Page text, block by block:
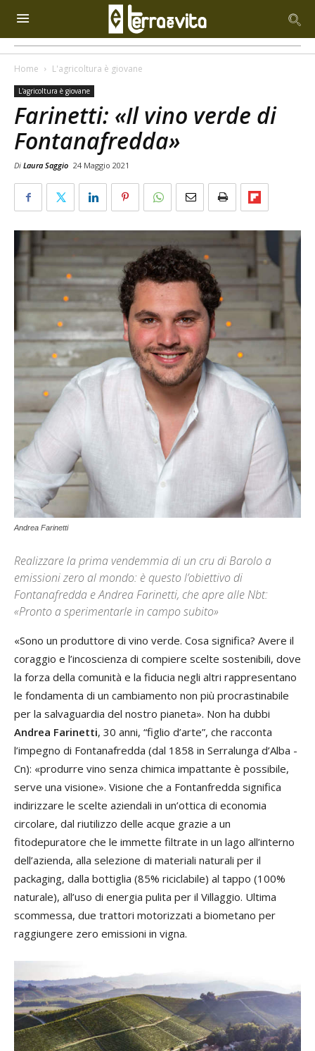
Home L'agricoltura è giovane
L'agricoltura è giovane
Farinetti: «Il vino verde di
Fontanafredda»
Di Laura Saggio 24 Maggio 2021
Andrea Farinetti
Realizzare la prima vendemmia di un cru di Barolo a
emissioni zero al mondo: è questo l’obiettivo di
Fontanafredda e Andrea Farinetti, che apre alle Nbt:
«Pronto a sperimentarle in campo subito»
«Sono un produttore di vino verde. Cosa significa? Avere il
coraggio e l’incoscienza di compiere scelte sostenibili, dove
la forza della comunità e la fiducia negli altri rappresentano
le fondamenta di un cambiamento non più procrastinabile
per la salvaguardia del nostro pianeta». Non ha dubbi
Andrea Farinetti, 30 anni, “figlio d’arte”, che racconta
l’impegno di Fontanafredda (dal 1858 in Serralunga d’Alba -
Cn): «produrre vino senza chimica impattante è possibile,
serve una visione». Visione che a Fontanfredda significa
indirizzare le scelte aziendali in un’ottica di economia
circolare, dal riutilizzo delle acque grazie a un
fitodepuratore che le immette filtrate in un lago all’interno
dell’azienda, alla selezione di materiali naturali per il
packaging, dalla bottiglia (85% riciclabile) al tappo (100%
naturale), all’uso di energia pulita per il Villaggio. Ultima
scommessa, due trattori motorizzati a biometano per
raggiungere zero emissioni in vigna.